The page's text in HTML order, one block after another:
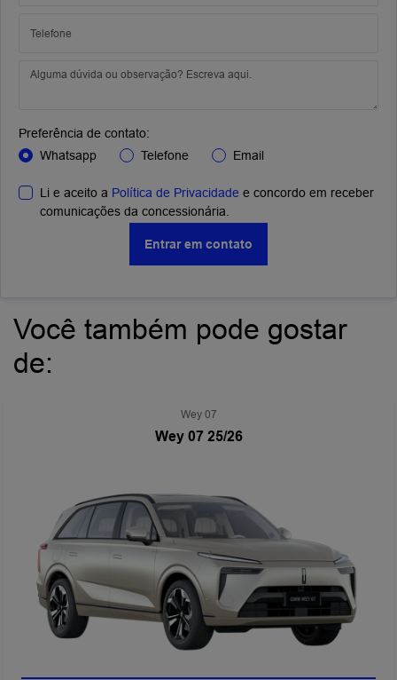
Preferência de contato:
Whatsapp
Telefone Email
Li e aceito a Política de Privacidade e concordo em receber
comunicações da concessionária.
Entrar em contato
Você também pode gostar
de:
Wey 07
Wey 07 25/26